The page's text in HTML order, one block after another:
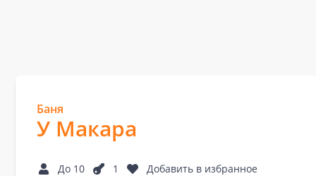
Баня
У Макара
До 10 1 Добавить в избранное